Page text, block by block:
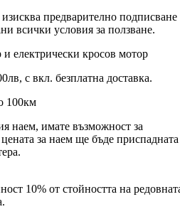
предварително подписване
всички условия за ползване.
и електрически кросов мотор
с вкл. безплатна доставка.
100км
наем, имате възможност за
за наем ще бъде приспадната
10% от стойността на